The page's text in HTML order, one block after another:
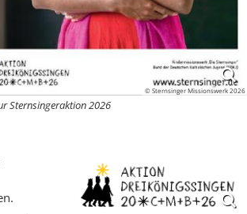
© Sternsinger Missionswerk 2026
Sternsingeraktion 2026